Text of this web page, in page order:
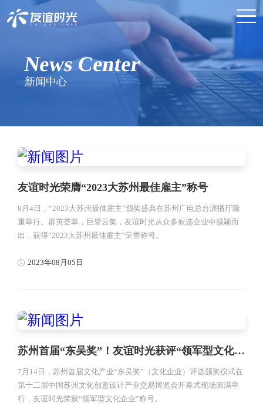
News Center
新闻中心
友谊时光荣膺“2023大苏州最佳雇主”称号
8月4日，“2023大苏州最佳雇主”颁奖盛典在苏州广电总台演播厅隆
重举行。群英荟萃，巨擘云集，友谊时光从众多候选企业中脱颖而
出，获得“2023大苏州最佳雇主”荣誉称号。
2023年08月05日
苏州首届“东吴奖”！友谊时光获评“领军型文化企业”
7月14日，苏州首届文化产业“东吴奖”（文化企业）评选颁奖仪式在
第十二届中国苏州文化创意设计产业交易博览会开幕式现场圆满举
行，友谊时光荣获“领军型文化企业”称号。